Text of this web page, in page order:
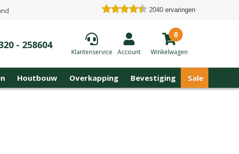
2040 ervaringen
- 258604
Klantenservice Account
0
Winkelwagen
Houtbouw Overkapping Bevestiging Sale